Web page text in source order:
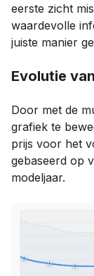
eerste zicht
waardevolle
juiste manier
Evolutie
Door met de
grafiek te
prijs voor het
gebaseerd op
modeljaar.